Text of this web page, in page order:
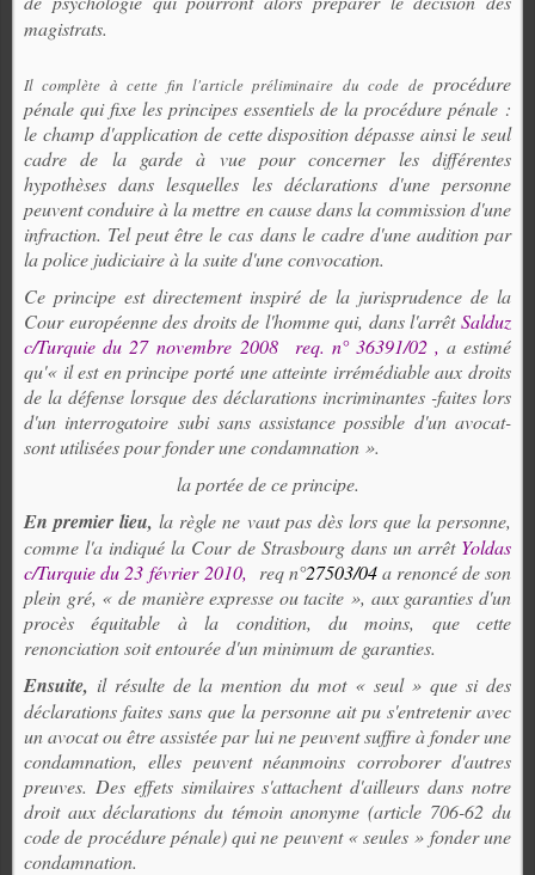
magistrats.
Il complète à cette fin l'article préliminaire du code deprocédure
pénale qui fixe les principes essentiels de la procédure pénale :
le champ d'application de cette disposition dépasse ainsi le seul
cadre de la garde à vue pour concerner les différentes
hypothèses dans lesquelles les déclarations d'une personne
peuvent conduire à la mettre en cause dans la commission d'une
infraction. Tel peut être le cas dans le cadre d'une audition par
la police judiciaire à la suite d'une convocation.
Ce principe est directement inspiré de la jurisprudence de la
Cour européenne des droits de l'homme qui, dans l'arrêtSalduz
c/Turquie du 27 novembre 2008
req. n° 36391/02 , a estimé
qu'« il est en principe porté une atteinte irrémédiable aux droits
de la défense lorsque des déclarations incriminantes -faites lors
d'un interrogatoire subi sans assistance possible d'un avocat-
sont utilisées pour fonder une condamnation ».
la portée de ce principe.
En premier lieu, la règle ne vaut pas dès lors que la personne,
comme l'a indiqué la Cour de Strasbourg dans un arrêt Yoldas
c/Turquie du 23 février 2010,
req n°27503/04a renoncé de son
plein gré, « de manière expresse ou tacite », aux garanties d'un
procès équitable à la condition, du moins, que cette
renonciation soit entourée d'un minimum de garanties.
Ensuite, il résulte de la mention du mot « seul » que si des
déclarations faites sans que la personne ait pu s'entretenir avec
un avocat ou être assistée par lui ne peuvent suffire à fonder une
condamnation, elles peuvent néanmoins corroborer d'autres
preuves. Des effets similaires s'attachent d'ailleurs dans notre
droit aux déclarations du témoin anonyme (article 706-62 du
code de procédure pénale) qui ne peuvent « seules » fonder une
condamnation.